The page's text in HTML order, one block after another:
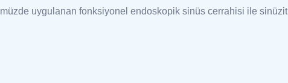
uygulanan fonksiyonel endoskopik sinüs cerrahisi ile sinüzit